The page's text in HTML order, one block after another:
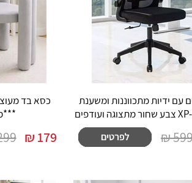
עם ידיות מתכווננות ומשענת
599
179
₪
₪